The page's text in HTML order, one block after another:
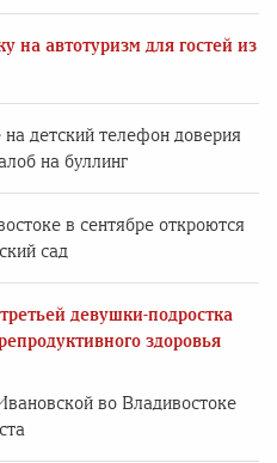
на автотуризм для гостей из
детский телефон доверия
на буллинг
в сентябре откроются
сад
девушки-подростка
здоровья
во Владивостоке